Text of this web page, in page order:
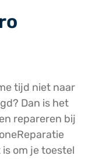
tijd niet naar
Dan is het
repareren bij
om je toestel